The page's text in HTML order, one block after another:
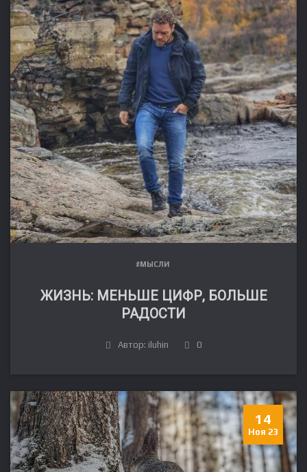
#МЫСЛИ
ЖИЗНЬ: МЕНЬШЕ ЦИФР, БОЛЬШЕ
РАДОСТИ
Автор: iluhin 0
14
Ноя 23